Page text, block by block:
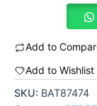
Add to
Add to Wishlist
SKU: BAT87474